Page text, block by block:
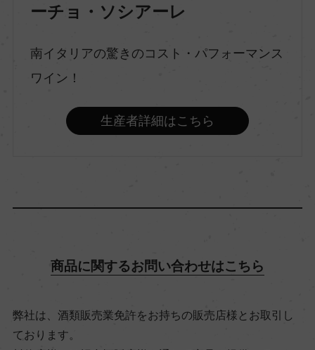
味わい
品種（原材料）
ー
ーチョ・ソシアーレ
南イタリアの驚きのコスト・パフォーマンス
ワイン！
生産者詳細はこちら
商品に関するお問い合わせはこちら
弊社は、酒類販売業免許をお持ちの販売店様とお取引し
ております。